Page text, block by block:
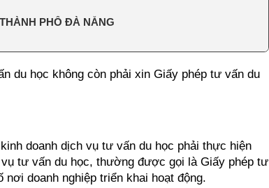
PHỐ ĐÀ NẴNG
du học không còn phải xin Giấy phép tư vấn du
doanh dịch vụ tư vấn du học phải thực hiện
tư vấn du học, thường được gọi là Giấy phép tư
doanh nghiệp triển khai hoạt động.